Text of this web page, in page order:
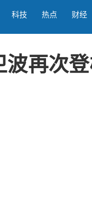
科技 热点 财经
再次